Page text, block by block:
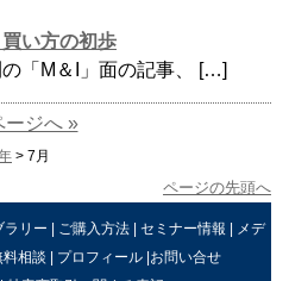
い方の初歩
「M＆I」面の記事、 […]
ージへ »
> 7月
ページの先頭へ
ラリー | ご購入方法 | セミナー情報 | メデ
料相談 | プロフィール|お問い合せ